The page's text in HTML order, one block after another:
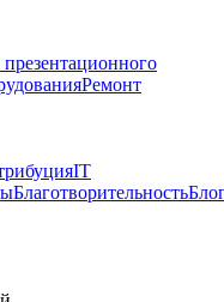
Ремонт
IT
Благотворительность